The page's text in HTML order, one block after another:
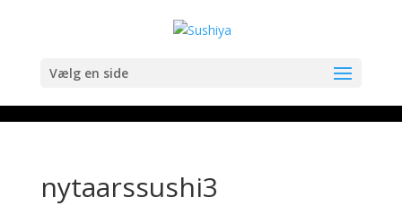
Vælg en side
nytaarssushi3